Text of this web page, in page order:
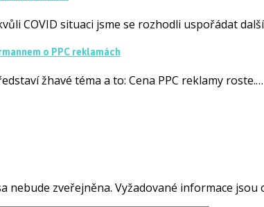
COVID situaci jsme se rozhodli uspořádat
o PPC reklamách
žhavé téma a to: Cena PPC reklamy roste.…
nebude zveřejněna. Vyžadované informace jsou